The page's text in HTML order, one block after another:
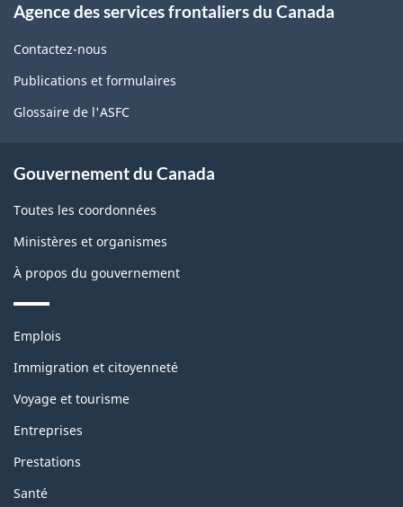
propos
de
ce
Agence des services frontaliers du Canada
Contactez-nous
Publications et formulaires
Glossaire de l'ASFC
Gouvernement du Canada
Toutes les coordonnées
Ministères et organismes
À propos du gouvernement
Thèmes
sujets
Emplois
Immigration et citoyenneté
Voyage et tourisme
Entreprises
Prestations
Santé